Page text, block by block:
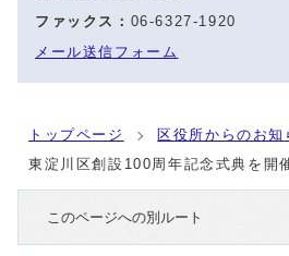
ファックス： 06-6327-1920
メール送信フォーム
トップページ
区役所からのお知
東淀川区創設100周年記念式典を開
このページへの別ルート